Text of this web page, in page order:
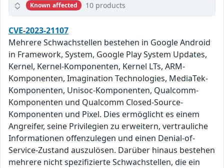
Known affected 10 products
CVE-2023-21107
Mehrere Schwachstellen bestehen in Google Android
in Framework, System, Google Play System Updates,
Kernel, Kernel-Komponenten, Kernel LTs, ARM-
Komponenten, Imagination Technologies, MediaTek-
Komponenten, Unisoc-Komponenten, Qualcomm-
Komponenten und Qualcomm Closed-Source-
Komponenten und Pixel. Dies ermöglicht es einem
Angreifer, seine Privilegien zu erweitern, vertrauliche
Informationen offenzulegen und einen Denial-of-
Service-Zustand auszulösen. Darüber hinaus bestehen
mehrere nicht spezifizierte Schwachstellen, die ein